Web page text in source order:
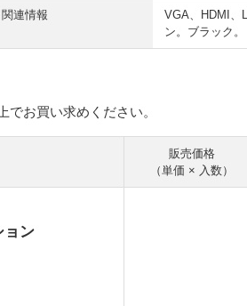
関連情報
VGA、HDMI、
ン。ブラック。
でお買い求めください。
販売価格
（単価 × 入数）
ン